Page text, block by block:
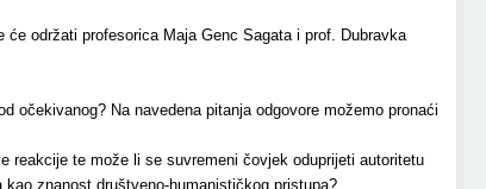
održati profesorica Maja Genc Sagata i prof. Dubravka
očekivanog? Na navedena pitanja odgovore možemo pronaći
reakcije te može li se suvremeni čovjek oduprijeti autoritetu
znanost društveno-humanističkog pristupa?